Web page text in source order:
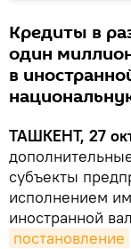
Кредиты в
один
в
ТАШКЕНТ, 27
субъекты
исполнением
иностранной
постановление